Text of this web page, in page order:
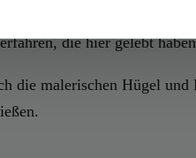
durch das
die hier gelebt
malerischen Hügel